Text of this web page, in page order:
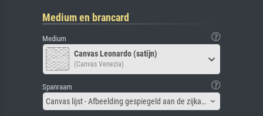
Medium en brancard
Medium
Canvas Leonardo (satijn)
(Canvas Venezia)
Spanraam
Canvas lijst - Afbeelding gespiegeld aan de zijkant